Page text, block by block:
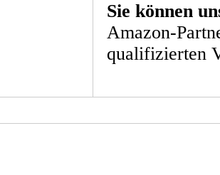
Sie können
Amazon-
qualifizierten